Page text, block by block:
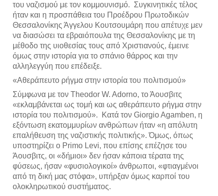
του ναζισμού με τον κομμουνισμό.  Συγκινητικές τέλος
ήταν και η προσπάθεια του Προέδρου Πρωτοδικών
Θεσσαλονίκης Άγγελου Κουτσουμάρη που απέτυχε μεν
να διασώσει τα εβραιόπουλα της Θεσσαλονίκης με τη
μέθοδο της υιοθεσίας τους από Χριστιανούς, έμεινε
όμως στην ιστορία για το σπάνιο θάρρος και την
αλληλεγγύη που επέδειξε.
«Αθεράπευτο ρήγμα στην ιστορία του πολιτισμού»
Σύμφωνα με τον Theodor W. Adorno, το Άουσβιτς
«εκλαμβάνεται ως τομή και ως αθεράπευτο ρήγμα στην
ιστορία του πολιτισμού».  Κατά τον Giorgio Agamben, η
εξόντωση εκατομμυρίων ανθρώπων ήταν «η απόλυτη
επαλήθευση της ναζιστικής πολιτικής». Όμως, όπως
υποστηρίζει ο Primo Levi, που επίσης επέζησε του
Άουσβιτς, οι «δήμιοι» δεν ήσαν κάποια τέρατα της
φύσεως, ήσαν «φυσιολογικοί» άνθρωποι, «φτιαγμένοι
από τη δική μας στόφα», υπήρξαν όμως καρποί του
ολοκληρωτικού συστήματος.